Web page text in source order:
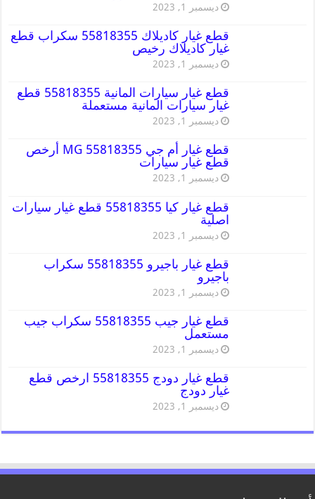
ديسمبر 1, 2023
قطع غيار كاديلاك 55818355 سكراب قطع
غيار كاديلاك رخيص
ديسمبر 1, 2023
قطع غيار سيارات المانية 55818355 قطع
غيار سيارات المانية مستعملة
ديسمبر 1, 2023
قطع غيار أم جي MG 55818355 أرخص
قطع غيار سيارات
ديسمبر 1, 2023
قطع غيار كيا 55818355 قطع غيار سيارات
اصلية
ديسمبر 1, 2023
قطع غيار باجيرو 55818355 سكراب
باجيرو
ديسمبر 1, 2023
قطع غيار جيب 55818355 سكراب جيب
مستعمل
ديسمبر 1, 2023
قطع غيار دودج 55818355 ارخص قطع
غيار دودج
ديسمبر 1, 2023